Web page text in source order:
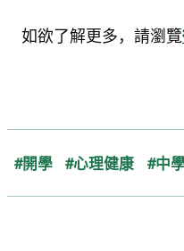
如欲了解更多，請瀏覽
#開學 #心理健康 #中